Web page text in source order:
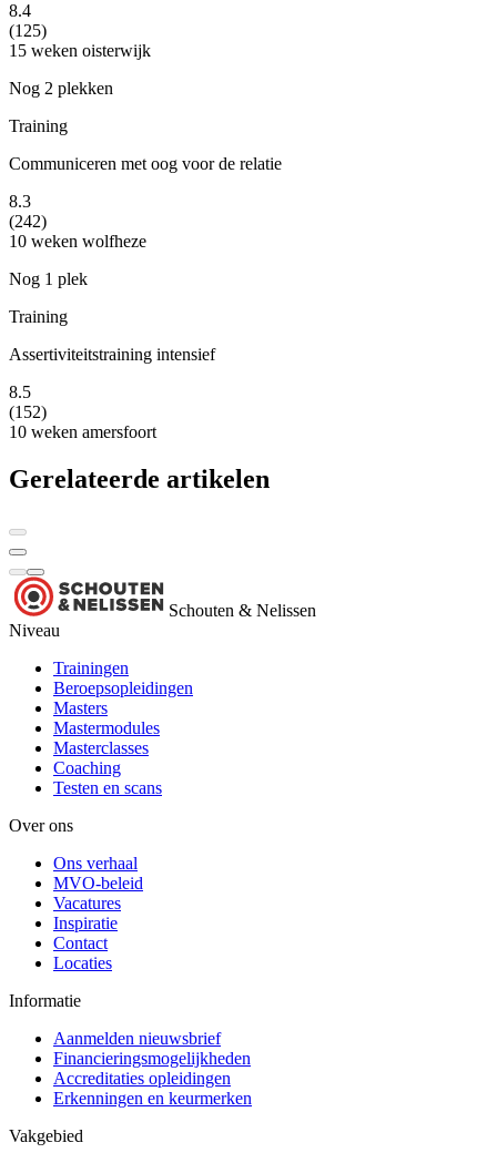
8.4
(125)
15 weken oisterwijk
Nog 2 plekken
Training
Communiceren met oog voor de relatie
8.3
(242)
10 weken wolfheze
Nog 1 plek
Training
Assertiviteitstraining intensief
8.5
(152)
10 weken amersfoort
Gerelateerde artikelen
Schouten & Nelissen
Niveau
Trainingen
Beroepsopleidingen
Masters
Mastermodules
Masterclasses
Coaching
Testen en scans
Over ons
Ons verhaal
MVO-beleid
Vacatures
Inspiratie
Contact
Locaties
Informatie
Aanmelden nieuwsbrief
Financieringsmogelijkheden
Accreditaties opleidingen
Erkenningen en keurmerken
Vakgebied